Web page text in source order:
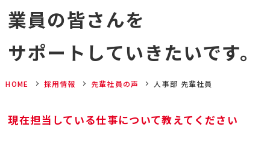
業員の皆さんを
サポートしていきたいです。
HOME 採用情報 先輩社員の声 人事部 先輩社員
現在担当している仕事について教えてください